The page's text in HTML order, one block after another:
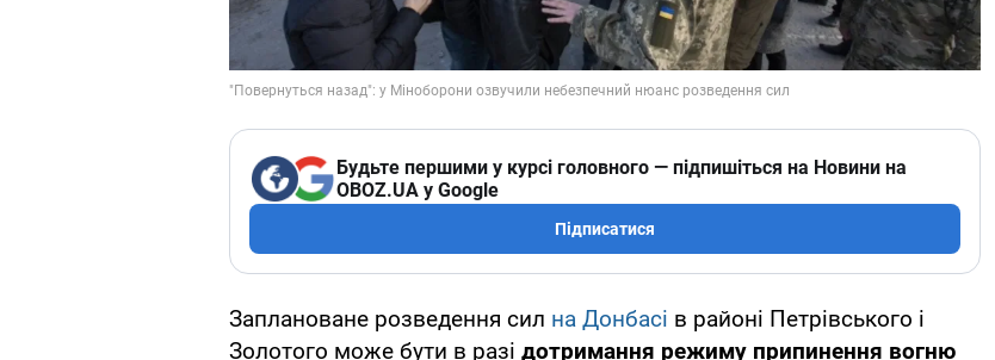
Будьте першими у курсі головного — підпишіться на Новини на
OBOZ.UA у Google
Підписатися
Заплановане розведення сил на Донбасі в районі Петрівського і
Золотого може бути в разі дотримання режиму припинення вогню